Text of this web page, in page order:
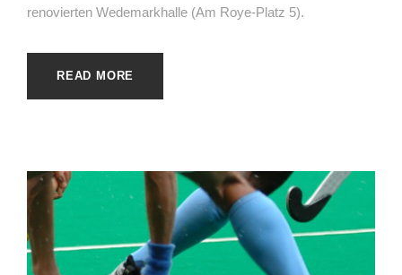
renovierten Wedemarkhalle (Am Roye-Platz 5).
READ MORE